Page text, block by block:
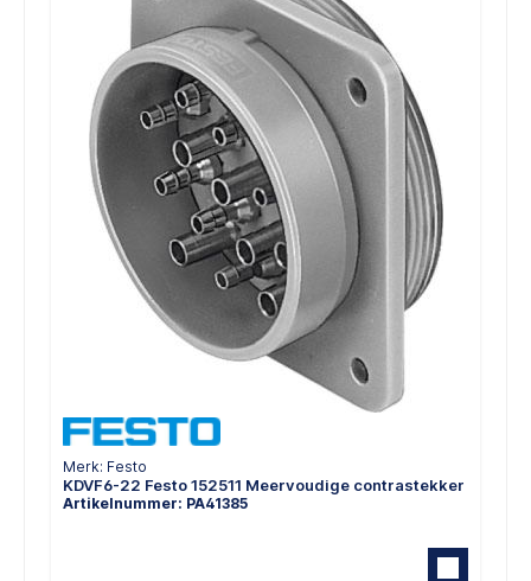
Merk: Festo
KDVF6-22 Festo 152511 Meervoudige contrastekker
Artikelnummer: PA41385